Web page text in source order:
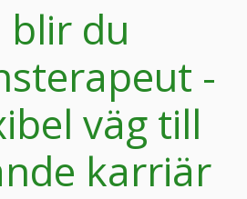
blir du
-
väg till
karriär